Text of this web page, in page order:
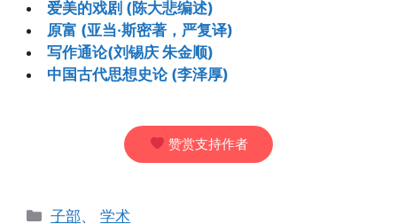
爱美的戏剧 (陈大悲编述)
原富 (亚当·斯密著，严复译)
写作通论(刘锡庆 朱金顺)
中国古代思想史论 (李泽厚)
赞赏支持作者
分
子部、学术